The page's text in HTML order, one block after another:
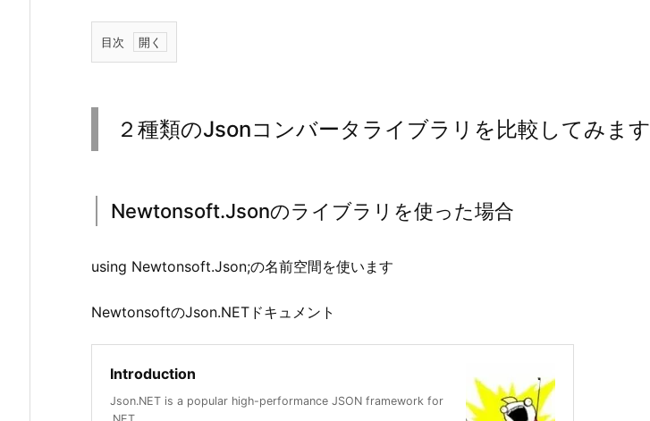
目次
1.
類
s
コ
バ
ー
タ
イ
２種類のJsonコンバータライブラリを比較してみます
Newtonsoft.Jsonのライブラリを使った場合
using Newtonsoft.Json;の名前空間を使います
NewtonsoftのJson.NET ドキュメント
Introduction
Json.NET is a popular high-performance JSON framework for